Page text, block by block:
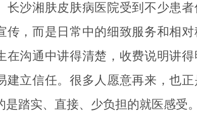
长沙湘肤皮肤病医院受到不少患
传，而是日常中的细致服务和相
在沟通中讲得清楚，收费说明讲得
建立信任。很多人愿意再来，也正
是踏实、直接、少负担的就医感受。